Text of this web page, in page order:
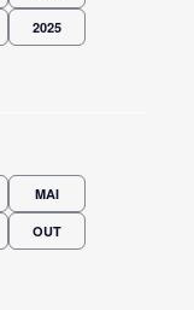
2025
MAI
OUT